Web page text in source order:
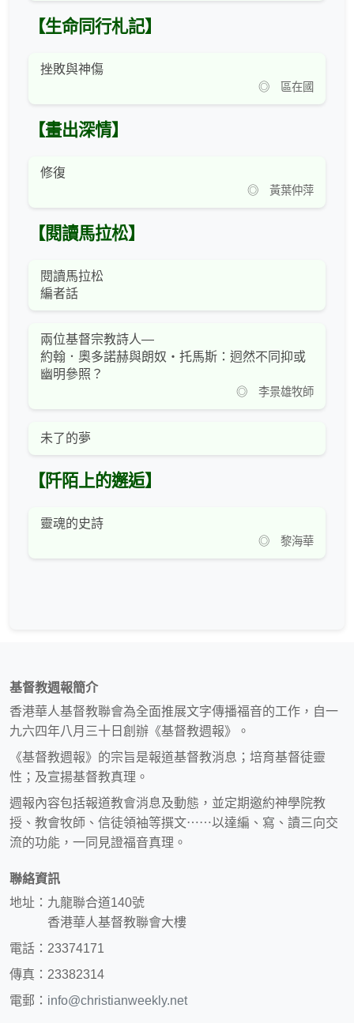
【生命同行札記】
挫敗與神傷
◎ 區在國
【畫出深情】
修復
◎ 黃葉仲萍
【閱讀馬拉松】
閱讀馬拉松
編者話
兩位基督宗教詩人—
約翰．奧多諾赫與朗奴‧托馬斯：迥然不同抑或
幽明參照？
◎ 李景雄牧師
未了的夢
【阡陌上的邂逅】
靈魂的史詩
◎ 黎海華
基督教週報簡介
香港華人基督教聯會為全面推展文字傳播福音的工作，自一
九六四年八月三十日創辦《基督教週報》。
《基督教週報》的宗旨是報道基督教消息；培育基督徒靈
性；及宣揚基督教真理。
週報內容包括報道教會消息及動態，並定期邀約神學院教
授、教會牧師、信徒領袖等撰文⋯⋯以達編、寫、讀三向交
流的功能，一同見證福音真理。
聯絡資訊
地址：九龍聯合道140號
香港華人基督教聯會大樓
電話：23374171
傳真：23382314
電郵： info@christianweekly.net